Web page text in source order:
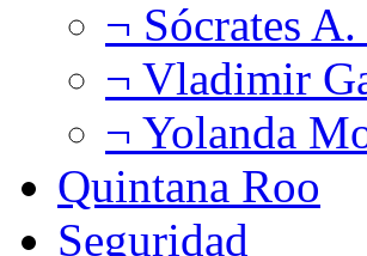
¬ Sócrates
¬ Vladimir
¬ Yolanda
Quintana Roo
Seguridad